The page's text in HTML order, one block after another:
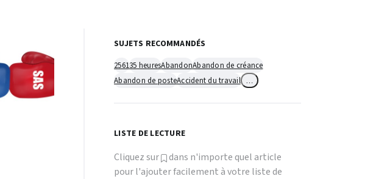
SUJETS RECOMMANDÉS
256135 heuresAbandonAbandon de créance
Abandon de posteAccident du travail
LISTE DE LECTURE
Cliquez sur
dans n'importe quel article
pour l'ajouter facilement à votre liste de